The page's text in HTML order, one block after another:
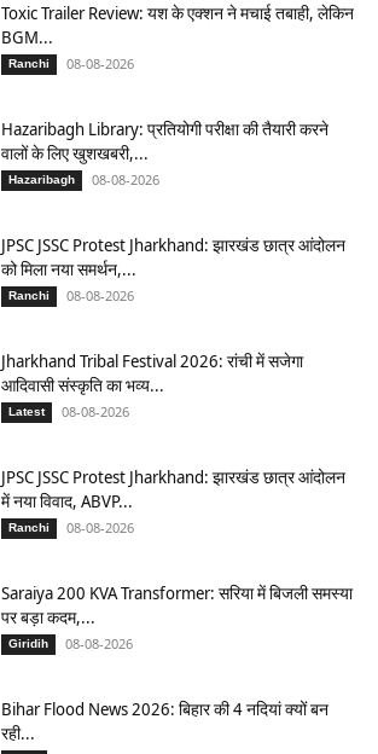
Toxic Trailer Review: यश के एक्शन ने मचाई तबाही, लेकिन
BGM...
Ranchi 08-08-2026
Hazaribagh Library: प्रतियोगी परीक्षा की तैयारी करने
वालों के लिए खुशखबरी,...
Hazaribagh 08-08-2026
JPSC JSSC Protest Jharkhand: झारखंड छात्र आंदोलन
को मिला नया समर्थन,...
Ranchi 08-08-2026
Jharkhand Tribal Festival 2026: रांची में सजेगा
आदिवासी संस्कृति का भव्य...
Latest 08-08-2026
JPSC JSSC Protest Jharkhand: झारखंड छात्र आंदोलन
में नया विवाद, ABVP...
Ranchi 08-08-2026
Saraiya 200 KVA Transformer: सरिया में बिजली समस्या
पर बड़ा कदम,...
Giridih 08-08-2026
Bihar Flood News 2026: बिहार की 4 नदियां क्यों बन
रही...